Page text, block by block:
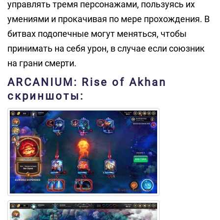
управлять тремя персонажами, пользуясь их
умениями и прокачивая по мере прохождения. В
битвах подопечные могут меняться, чтобы
принимать на себя урон, в случае если союзник
на грани смерти.
ARCANIUM: Rise of Akhan
скриншоты: